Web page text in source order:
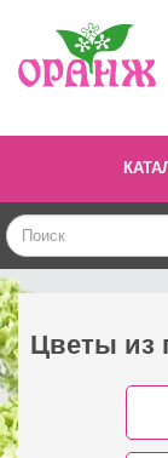
Цветы из